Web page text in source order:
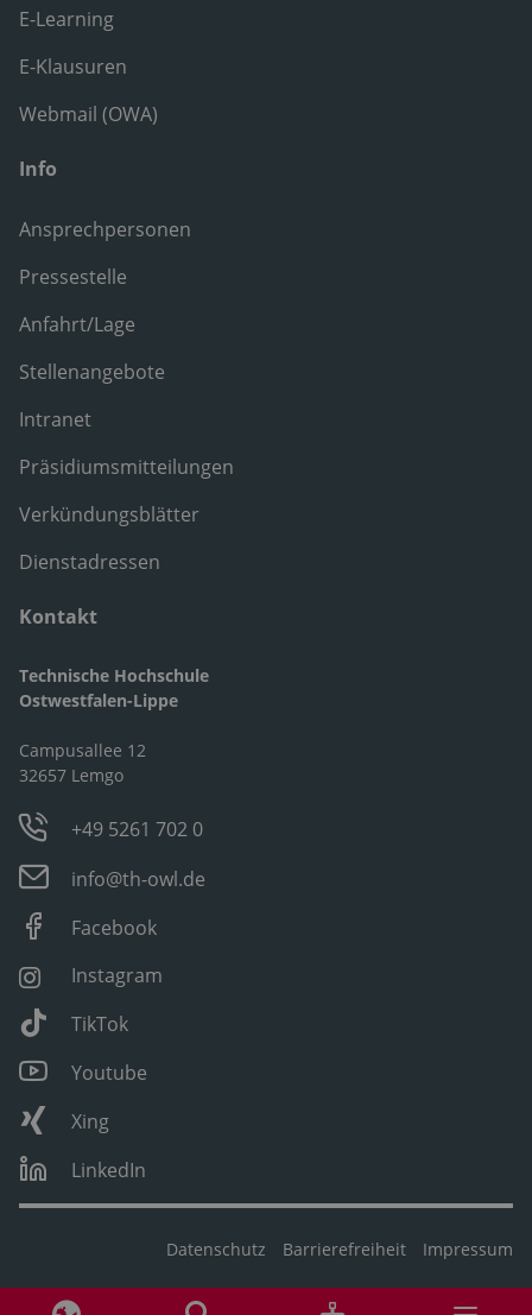
E-Learning
E-Klausuren
Webmail (OWA)
Info
Ansprechpersonen
Pressestelle
Anfahrt/Lage
Stellenangebote
Intranet
Präsidiumsmitteilungen
Verkündungsblätter
Dienstadressen
Kontakt
Technische Hochschule
Ostwestfalen-Lippe
Campusallee 12
32657 Lemgo
+49 5261 702 0
info@th-owl.de
Facebook
Instagram
TikTok
Youtube
Xing
LinkedIn
Datenschutz Barrierefreiheit Impressum